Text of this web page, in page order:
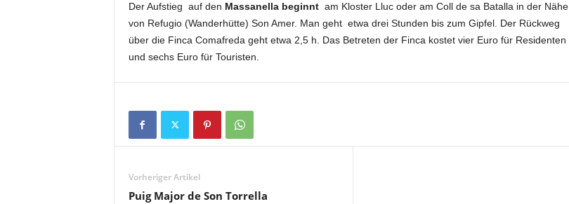
Der Aufstieg auf den Massanella beginnt am Kloster Lluc oder am Coll de sa Batalla in der Nähe
von Refugio (Wanderhütte) Son Amer. Man geht etwa drei Stunden bis zum Gipfel. Der Rückweg
über die Finca Comafreda geht etwa 2,5 h. Das Betreten der Finca kostet vier Euro für Residenten
und sechs Euro für Touristen.
Vorheriger Artikel
Puig Major de Son Torrella